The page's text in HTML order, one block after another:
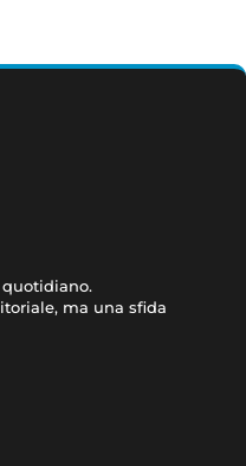
quotidiano.
ma una sfida